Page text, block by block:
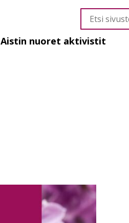
Etsi
sivustolta
Aistin nuoret aktivistit